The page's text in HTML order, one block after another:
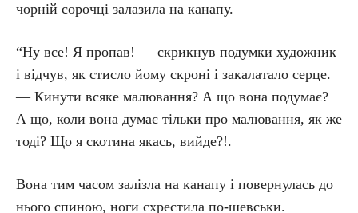
чорній сорочці залазила на канапу.
“Ну все! Я пропав! — скрикнув подумки художник
і відчув, як стисло йому скроні і закалатало серце.
— Кинути всяке малювання? А що вона подумає?
А що, коли вона думає тільки про малювання, як же
тоді? Що я скотина якась, вийде?!.
Вона тим часом залізла на канапу і повернулась до
нього спиною, ноги схрестила по-шевськи.